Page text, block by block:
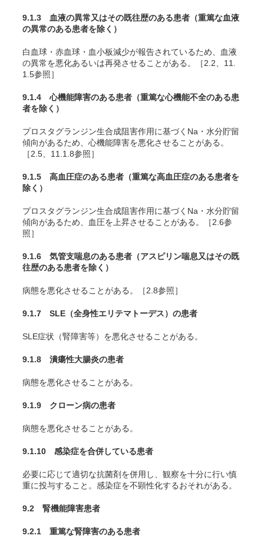
9.1.3 血液の異常又はその既往歴のある患者（重篤な血液
の異常のある患者を除く）
白血球・赤血球・血小板減少が報告されているため、血液
の異常を悪化あるいは再発させることがある。［2.2、11.
1.5参照］
9.1.4 心機能障害のある患者（重篤な心機能不全のある患
者を除く）
プロスタグランジン生合成阻害作用に基づくNa・水分貯留
傾向があるため、心機能障害を悪化させることがある。
［2.5、11.1.8参照］
9.1.5 高血圧症のある患者（重篤な高血圧症のある患者を
除く）
プロスタグランジン生合成阻害作用に基づくNa・水分貯留
傾向があるため、血圧を上昇させることがある。［2.6参
照］
9.1.6 気管支喘息のある患者（アスピリン喘息又はその既
往歴のある患者を除く）
病態を悪化させることがある。［2.8参照］
9.1.7 SLE（全身性エリテマトーデス）の患者
SLE症状（腎障害等）を悪化させることがある。
9.1.8 潰瘍性大腸炎の患者
病態を悪化させることがある。
9.1.9 クローン病の患者
病態を悪化させることがある。
9.1.10 感染症を合併している患者
必要に応じて適切な抗菌剤を併用し、観察を十分に行い慎
重に投与すること。感染症を不顕性化するおそれがある。
9.2 腎機能障害患者
9.2.1 重篤な腎障害のある患者